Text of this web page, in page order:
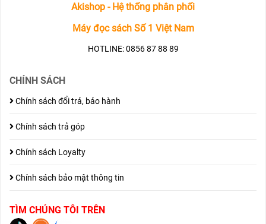
Akishop - Hệ thống phân phối
Máy đọc sách Số 1 Việt Nam
HOTLINE: 0856 87 88 89
CHÍNH SÁCH
Chính sách đổi trả, bảo hành
Chính sách trả góp
Chính sách Loyalty
Chính sách bảo mật thông tin
TÌM CHÚNG TÔI TRÊN